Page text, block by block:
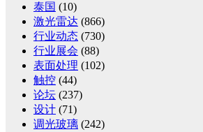
泰国 (10)
激光雷达 (866)
行业动态 (730)
行业展会 (88)
表面处理 (102)
触控 (44)
论坛 (237)
设计 (71)
调光玻璃 (242)